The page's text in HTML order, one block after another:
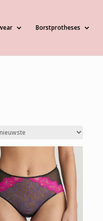
Borstprotheses